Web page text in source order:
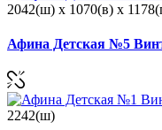
2042(ш) x 1070(в) x
Афина Детская №5
2242(ш)